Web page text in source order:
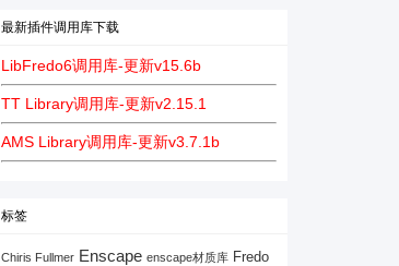
最新插件调用库下载
LibFredo6调用库-更新v15.6b
TT Library调用库-更新v2.15.1
AMS Library调用库-更新v3.7.1b
标签
Chiris Fullmer Enscape enscape材质库 Fredo